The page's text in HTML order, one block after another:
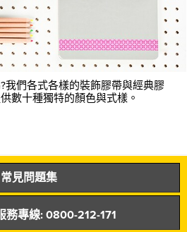
我們各式各樣的裝飾膠帶與經典膠
數十種獨特的顏色與式樣。
常見問題集
務專線: 0800-212-171